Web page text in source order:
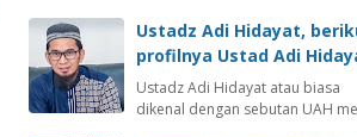
Ustadz Adi Hidayat,
profilnya Ustad Adi
Ustadz Adi Hidayat atau biasa
dikenal dengan sebutan UAH